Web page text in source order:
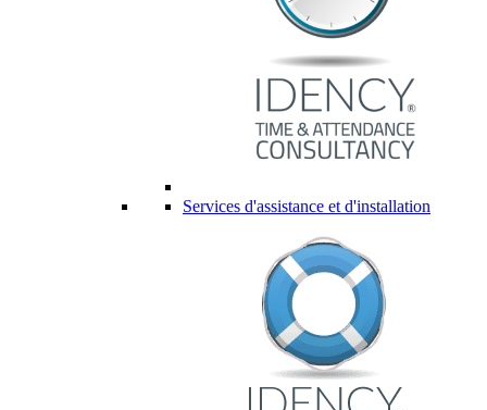
Services d'assistance et d'installation